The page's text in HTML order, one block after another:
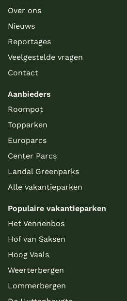
Over ons
Nieuws
Reportages
Veelgestelde vragen
Contact
Aanbieders
Roompot
Topparken
Europarcs
Center Parcs
Landal Greenparks
Alle vakantieparken
Populaire vakantieparken
Het Vennenbos
Hof van Saksen
Hoog Vaals
Weerterbergen
Lommerbergen